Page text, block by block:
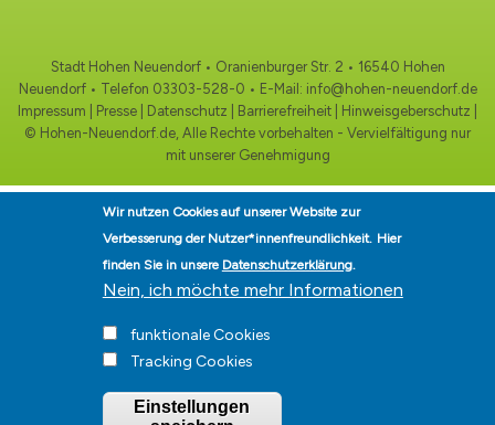
Stadt Hohen Neuendorf • Oranienburger Str. 2 • 16540 Hohen
Neuendorf • Telefon 03303-528-0 • E-Mail: info@hohen-neuendorf.de
Impressum
Presse Datenschutz Barrierefreiheit Hinweisgeberschutz
© Hohen-Neuendorf.de, Alle Rechte vorbehalten - Vervielfältigung nur
mit unserer Genehmigung
Wir nutzen Cookies auf unserer Website zur
Verbesserung der Nutzer*innenfreundlichkeit. Hier
finden Sie in unsere Datenschutzerklärung.
Nein, ich möchte mehr Informationen
funktionale Cookies
Tracking Cookies
Einstellungen